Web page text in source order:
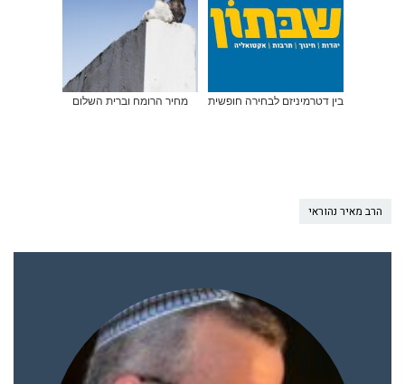
בין דטרמיניזם לבחירה חופשית מחיר הרומח וברית השלום
הרב מאיר נהוראי